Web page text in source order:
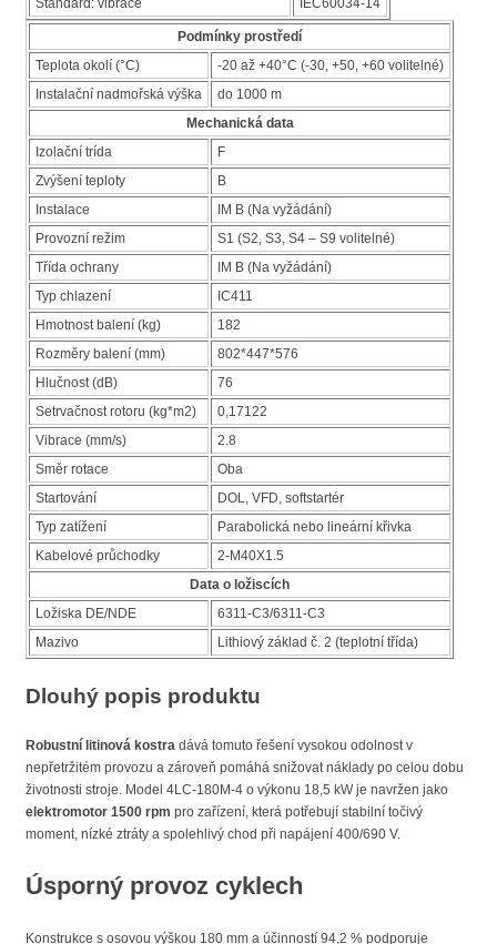
Podmínky prostředí
Teplota okolí (°C)
-20 až +40°C (-30, +50, +60 volitelné)
Instalační nadmořská výška
do 1000 m
Mechanická data
Izolační trída
F
Zvýšení teploty
B
Instalace
IM B (Na vyžádání)
Provozní režim
S1 (S2, S3, S4 – S9 volitelné)
Třída ochrany
IM B (Na vyžádání)
Typ chlazení
IC411
Hmotnost balení (kg)
182
Rozměry balení (mm)
802*447*576
Hlučnost (dB)
76
Setrvačnost rotoru (kg*m2)
0,17122
Vibrace (mm/s)
2.8
Směr rotace
Oba
Startování
DOL, VFD, softstartér
Typ zatížení
Parabolická nebo lineární křivka
Kabelové průchodky
2-M40X1.5
Data o ložiscích
Ložiska DE/NDE
6311-C3/6311-C3
Mazivo
Lithiový základ č. 2 (teplotní třída)
Dlouhý popis produktu
Robustní litinová kostra dává tomuto řešení vysokou odolnost v
nepřetržitém provozu a zároveň pomáhá snižovat náklady po celou dobu
životnosti stroje. Model 4LC-180M-4 o výkonu 18,5 kW je navržen jako
elektromotor 1500 rpm pro zařízení, která potřebují stabilní točivý
moment, nízké ztráty a spolehlivý chod při napájení 400/690 V.
Úsporný provoz cyklech
Konstrukce s osovou výškou 180 mm a účinností 94,2 % podporuje